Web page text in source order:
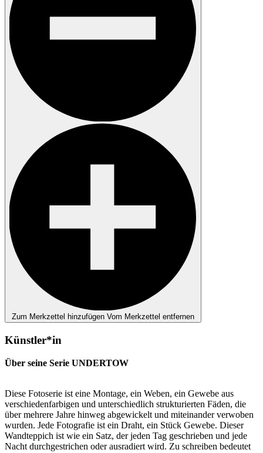
Zum Merkzettel hinzufügen Vom Merkzettel entfernen
Künstler*in
Über seine Serie UNDERTOW
Diese Fotoserie ist eine Montage, ein Weben, ein Gewebe aus
verschiedenfarbigen und unterschiedlich strukturierten Fäden, die
über mehrere Jahre hinweg abgewickelt und miteinander verwoben
wurden. Jede Fotografie ist ein Draht, ein Stück Gewebe. Dieser
Wandteppich ist wie ein Satz, der jeden Tag geschrieben und jede
Nacht durchgestrichen oder ausradiert wird. Zu schreiben bedeutet